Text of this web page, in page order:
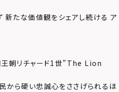
新たな価値観をシェアし続ける ア
王朝リチャード1世”The Lion
から硬い忠誠心をささげられるほ